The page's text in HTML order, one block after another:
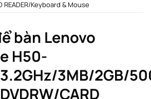
READER/Keyboard & Mouse
bàn Lenovo
H50-
3MB/2GB/
CARD